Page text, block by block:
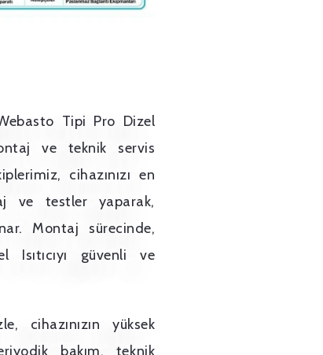
Tipi Pro Dizel
ve teknik servis
cihazınızı en
ve testler yaparak,
Montaj sürecinde,
güvenli ve
cihazınızın yüksek
bakım, teknik